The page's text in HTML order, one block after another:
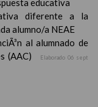
educativa
diferente a la
alumno/a NEAE
al alumnado de
(AAC)
Elaborado 06 sept